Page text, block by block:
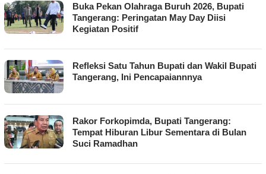
Buka Pekan Olahraga Buruh 2026, Bupati
Tangerang: Peringatan May Day Diisi
Kegiatan Positif
Refleksi Satu Tahun Bupati dan Wakil Bupati
Tangerang, Ini Pencapaiannnya
Rakor Forkopimda, Bupati Tangerang:
Tempat Hiburan Libur Sementara di Bulan
Suci Ramadhan